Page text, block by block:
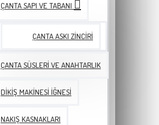
ÇANTA SAPI VE TABANI
ÇANTA ASKI ZINCIRI
ÇANTA SÜSLERI VE ANAHTARLIK
DIKIŞ MAKINESI İĞNESI
NAKIŞ KASNAKLARI